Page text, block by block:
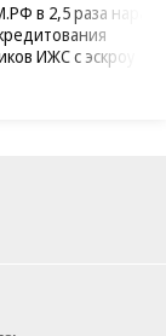
в 2,5 раза
ИЖС с эскроу